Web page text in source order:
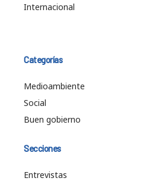
Internacional
Categorías
Medioambiente
Social
Buen gobierno
Secciones
Entrevistas